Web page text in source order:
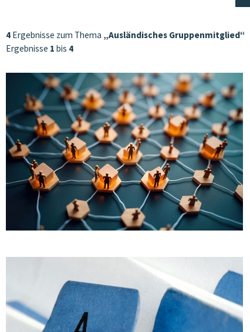
4 Ergebnisse zum Thema „Ausländisches Gruppenmitglied“
Ergebnisse 1 bis 4